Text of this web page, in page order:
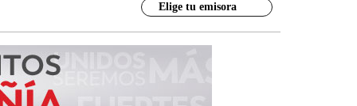
Elige tu emisora